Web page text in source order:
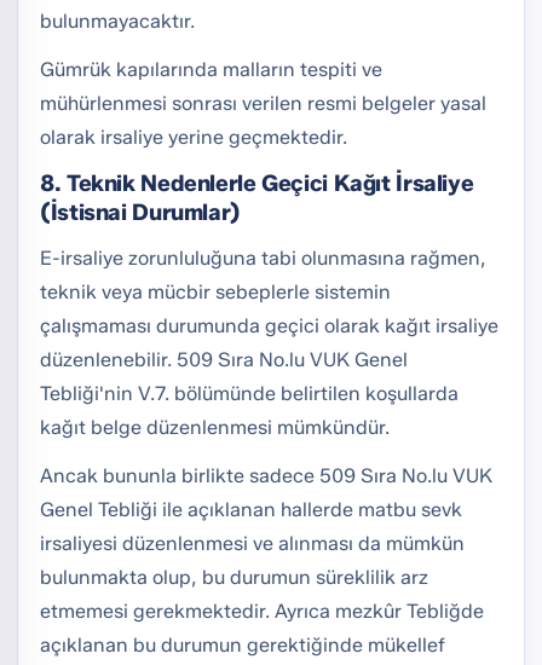
bulunmayacaktır.
Gümrük kapılarında malların tespiti ve
mühürlenmesi sonrası verilen resmi belgeler yasal
olarak irsaliye yerine geçmektedir.
8. Teknik Nedenlerle Geçici Kağıt İrsaliye
(İstisnai Durumlar)
E-irsaliye zorunluluğuna tabi olunmasına rağmen,
teknik veya mücbir sebeplerle sistemin
çalışmaması durumunda geçici olarak kağıt irsaliye
düzenlenebilir. 509 Sıra No.lu VUK Genel
Tebliği'nin V.7. bölümünde belirtilen koşullarda
kağıt belge düzenlenmesi mümkündür.
Ancak bununla birlikte sadece 509 Sıra No.lu VUK
Genel Tebliği ile açıklanan hallerde matbu sevk
irsaliyesi düzenlenmesi ve alınması da mümkün
bulunmakta olup, bu durumun süreklilik arz
etmemesi gerekmektedir. Ayrıca mezkûr Tebliğde
açıklanan bu durumun gerektiğinde mükellef